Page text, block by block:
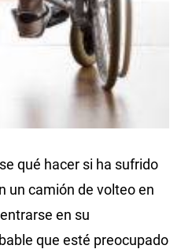
qué hacer si ha sufrido
un camión de volteo en
en su
que esté preocupado